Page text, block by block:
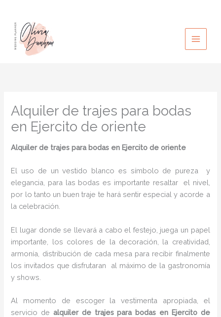
contenido
Alquiler de trajes para bodas
en Ejercito de oriente
Alquiler de trajes para bodas en Ejercito de oriente
El uso de un vestido blanco es símbolo de pureza y
elegancia, para las bodas es importante resaltar el nivel,
por lo tanto un buen traje te hará sentir especial y acorde a
la celebración.
El lugar donde se llevará a cabo el festejo, juega un papel
importante, los colores de la decoración, la creatividad,
armonía, distribución de cada mesa para recibir finalmente
los invitados que disfrutaran al máximo de la gastronomía
y shows.
Al momento de escoger la vestimenta apropiada, el
servicio dealquiler de trajes para bodas en Ejercito de